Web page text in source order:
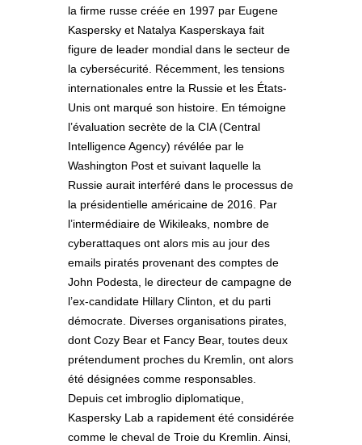
la firme russe créée en 1997 par Eugene
Kaspersky et Natalya Kasperskaya fait
figure de leader mondial dans le secteur de
la cybersécurité. Récemment, les tensions
internationales entre la Russie et les États-
Unis ont marqué son histoire. En témoigne
l’évaluation secrète de la CIA (Central
Intelligence Agency) révélée par le
Washington Post et suivant laquelle la
Russie aurait interféré dans le processus de
la présidentielle américaine de 2016. Par
l’intermédiaire de Wikileaks, nombre de
cyberattaques ont alors mis au jour des
emails piratés provenant des comptes de
John Podesta, le directeur de campagne de
l’ex-candidate Hillary Clinton, et du parti
démocrate. Diverses organisations pirates,
dont Cozy Bear et Fancy Bear, toutes deux
prétendument proches du Kremlin, ont alors
été désignées comme responsables.
Depuis cet imbroglio diplomatique,
Kaspersky Lab a rapidement été considérée
comme le cheval de Troie du Kremlin. Ainsi,